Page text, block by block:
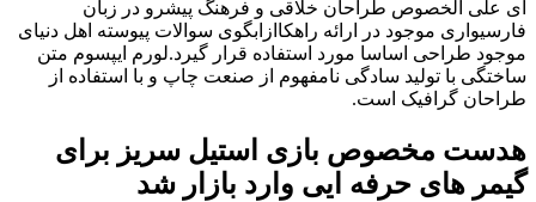
ای علی الخصوص طراحان خلاقی و فرهنگ پیشرو در زبان
فارسیواری موجود در ارائه راهکاازابگوی سوالات پیوسته اهل دنیای
موجود طراحی اساسا مورد استفاده قرار گیرد.لورم ایپسوم متن
ساختگی با تولید سادگی نامفهوم از صنعت چاپ و با استفاده از
طراحان گرافیک است.
هدست مخصوص بازی استیل سریز برای
گیمر های حرفه ایی وارد بازار شد